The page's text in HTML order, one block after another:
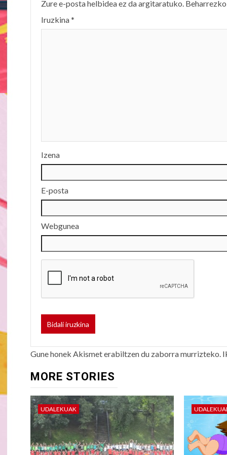
Zure e-posta helbidea ez da argitaratuko.
Iruzkina*
Izena
E-posta
Webgunea
Gune honek Akismet erabiltzen du zaborra murrizteko.
MORE STORIES
UDALEKUAK